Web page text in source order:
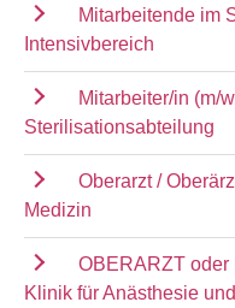
Mitarbeitende im
Intensivbereich
Mitarbeiter/in (m/
Sterilisationsabteilung
Oberarzt /
Medizin
OBERARZT oder
Klinik für Anästhesie